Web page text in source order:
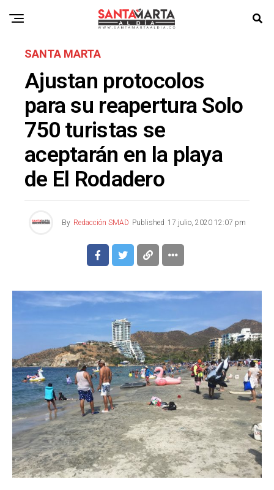
SANTA MARTA
Ajustan protocolos
para su reapertura Solo
750 turistas se
aceptarán en la playa
de El Rodadero
By Redacción SMAD Published 17 julio, 2020 12:07 pm